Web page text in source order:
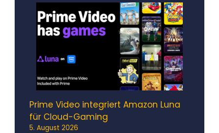
Prime Video integriert Amazon Luna
für Cloud-Gaming
5. August 2026